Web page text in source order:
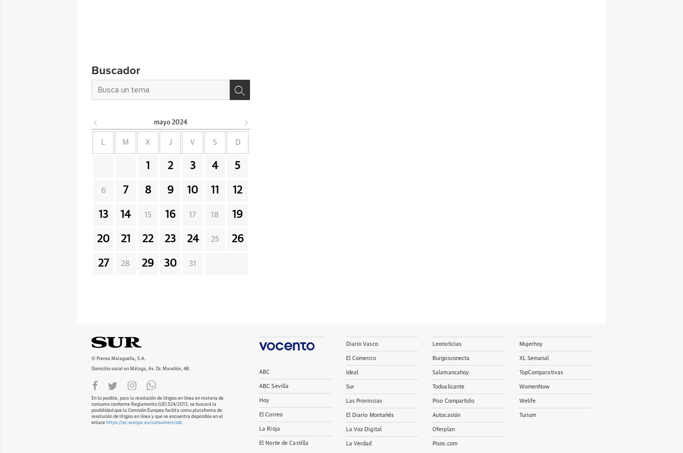
Buscador
mayo 2024
L M X J V S D
1 2 3 4 5
6 7 8 9 10 11 12
13 14 15 16 17 18 19
20 21 22 23 24 25 26
27 28 29 30 31
© Prensa Malagueña, S.A.
Domicilio social en Málaga, Av. Dr. Marañón, 48.
En lo posible, para la resolución de litigios en línea en materia de
consumo conforme Reglamento (UE) 524/2013, se buscará la
posibilidad que la Comisión Europea facilita como plataforma de
resolución de litigios en línea y que se encuentra disponible en el
enlace https://ec.europa.eu/consumers/odr.
ABC
ABC Sevilla
Hoy
El Correo
La Rioja
El Norte de Castilla
Diario Vasco
El Comercio
Ideal
Sur
Las Provincias
El Diario Montañés
La Voz Digital
La Verdad
Leonoticias
Burgosconecta
Salamancahoy
Todoalicante
Piso Compartido
Autocasión
Oferplan
Pisos.com
Mujerhoy
XL Semanal
TopComparativas
WomenNow
Welife
Turium